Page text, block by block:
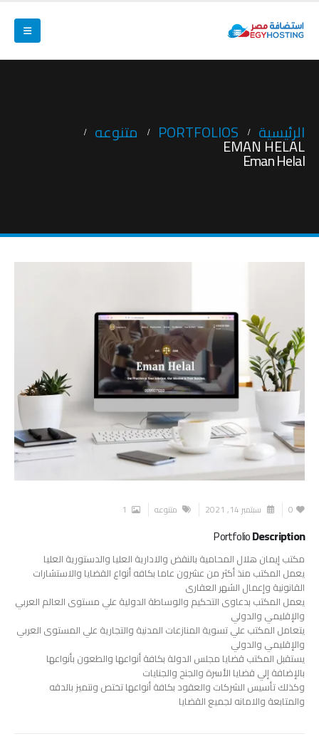
الرئيسية PORTFOLIOS متنوعه
EMAN HELAL
Eman Helal
0 سبتمبر 14, 2021 متنوعه
PortfolioDescription
مكتب إيمان هلال المحامية بالنقض والادارية العليا والدستورية العليا
يعمل المكتب منذ أكثر من عشرون عاما بكافه أنواع القضايا والاستشارات
القانونية وإعمال الشهر العقارى
يعمل المكتب بدعاوى التحكيم والوساطة الدولية علي مستوى العالم العربي
والإقليمي والدولي
يتعامل المكتب علي تسوية المنازعات المدنية والتجارية علي المستوى العربي
والإقليمي والدولي
يستقبل المكتب قضايا مجلس الدولة بكافة أنواعها والطعون بأنواعها
بالإضافة إلي قضايا الأسرة والجنح والجنايات
وكذلك تأسيس الشركات والعقود بكافة أنواعها تختص ونتميز بالدقه
والمتابعة والامانه لجميع القضايا